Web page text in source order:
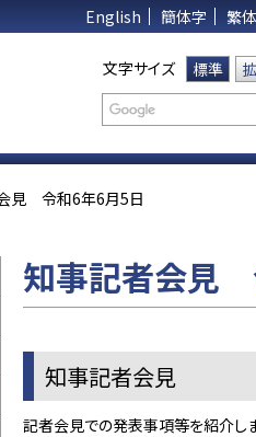
English 簡体字 繁
文字サイズ 標準
見 令和6年6月5日
知事記者会見
知事記者会見
記者会見での発表事項等を紹介し